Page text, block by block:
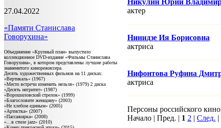
27.04.2022
«Памяти Станислава
Говорухина»
Объединение «Крупный план» выпустило
коллекционное DVD-издание «Фильмы Станислава
Говорухина», в котором представлены лучшие работы
знаменитого кинорежиссера.
Десять художественных фильмов на 11 дисках:
«Вертикаль» (1967)
«Место встречи изменить нельзя» (1979) 2 диска
«Десять негритят» (1987)
«Ворошиловский стрелок» (1999)
«Благословите женщину» (2003)
«Не хлебом единым» (2005)
«Артистка» (2007)
«Пассажирка» (2008)
«…в стиле jazz» (2010)
Никулин Юрий
актер
Нинидзе Ия Борисовна
актриса
Нифонтова Руфина
актриса
Персоны российского
Начало | Пред. | 1 2 | След. |